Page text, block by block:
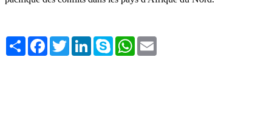
Share FacebookTwitterLinkedInSkype WhatsApp